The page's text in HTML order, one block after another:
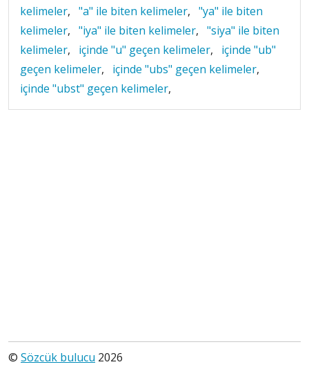
kelimeler, "a" ile biten kelimeler, "ya" ile biten
kelimeler, "iya" ile biten kelimeler, "siya" ile biten
kelimeler, içinde "u" geçen kelimeler,
içinde "ub"
geçen kelimeler, içinde "ubs" geçen kelimeler,
içinde "ubst" geçen kelimeler,
© Sözcük bulucu 2026